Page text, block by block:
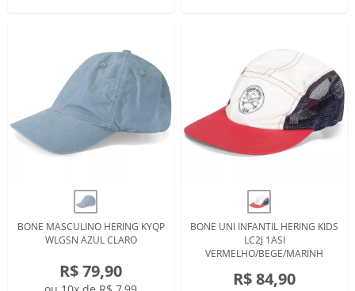
BONE MASCULINO HERING KYQP
WLGSN AZUL CLARO
R$ 79,90
BONE UNI INFANTIL HERING KIDS
LC2J 1ASI
VERMELHO/BEGE/MARINH
R$ 84,90